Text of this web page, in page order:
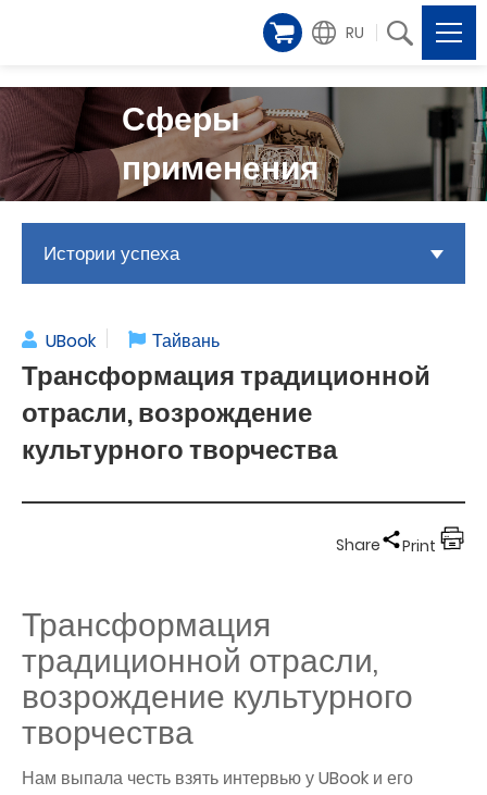
RU
Сферы
применения
Истории успеха
UBook Тайвань
Трансформация традиционной
отрасли, возрождение
культурного творчества
Share Print
Трансформация
традиционной отрасли,
возрождение культурного
творчества
Нам выпала честь взять интервью у UBook и его